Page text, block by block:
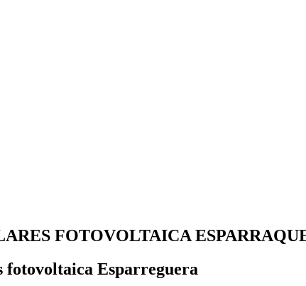
FOTOVOLTAICA
fotovoltaica Esparreguera